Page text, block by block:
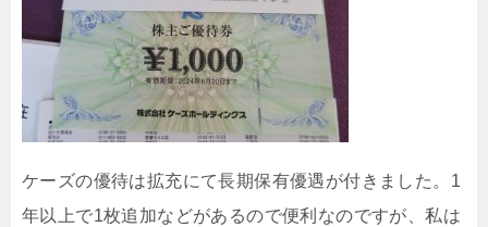
ケーズの優待は拡充にて長期保有優遇が付きました。1
年以上で1枚追加などがあるので便利なのですが、私は